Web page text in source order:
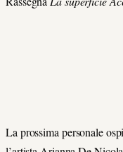
La prossima personale